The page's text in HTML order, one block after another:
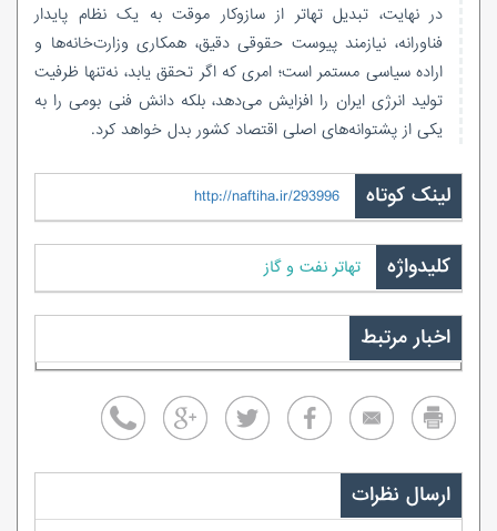
در نهایت، تبدیل تهاتر از سازوکار موقت به یک نظام پایدار
فناورانه، نیازمند پیوست حقوقی دقیق، همکاری وزارت‌خانه‌ها و
اراده سیاسی مستمر است؛ امری که اگر تحقق یابد، نه‌تنها ظرفیت
تولید انرژی ایران را افزایش می‌دهد، بلکه دانش فنی بومی را به
یکی از پشتوانه‌های اصلی اقتصاد کشور بدل خواهد کرد.
لینک کوتاه http://naftiha.ir/293996
کلیدواژه تهاتر نفت و گاز
اخبار مرتبط
ارسال نظرات